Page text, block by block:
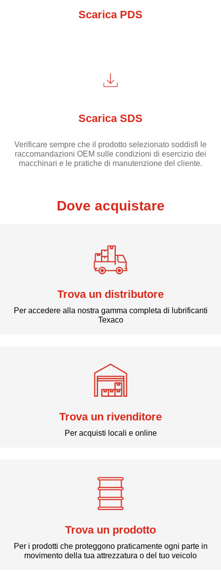
Scarica PDS
Scarica SDS
Verificare sempre che il prodotto selezionato soddisfi le
raccomandazioni OEM sulle condizioni di esercizio dei
macchinari e le pratiche di manutenzione del cliente.
Dove acquistare
Trova un distributore
Per accedere alla nostra gamma completa di lubrificanti
Texaco
Trova un rivenditore
Per acquisti locali e online
Trova un prodotto
Per i prodotti che proteggono praticamente ogni parte in
movimento della tua attrezzatura o del tuo veicolo